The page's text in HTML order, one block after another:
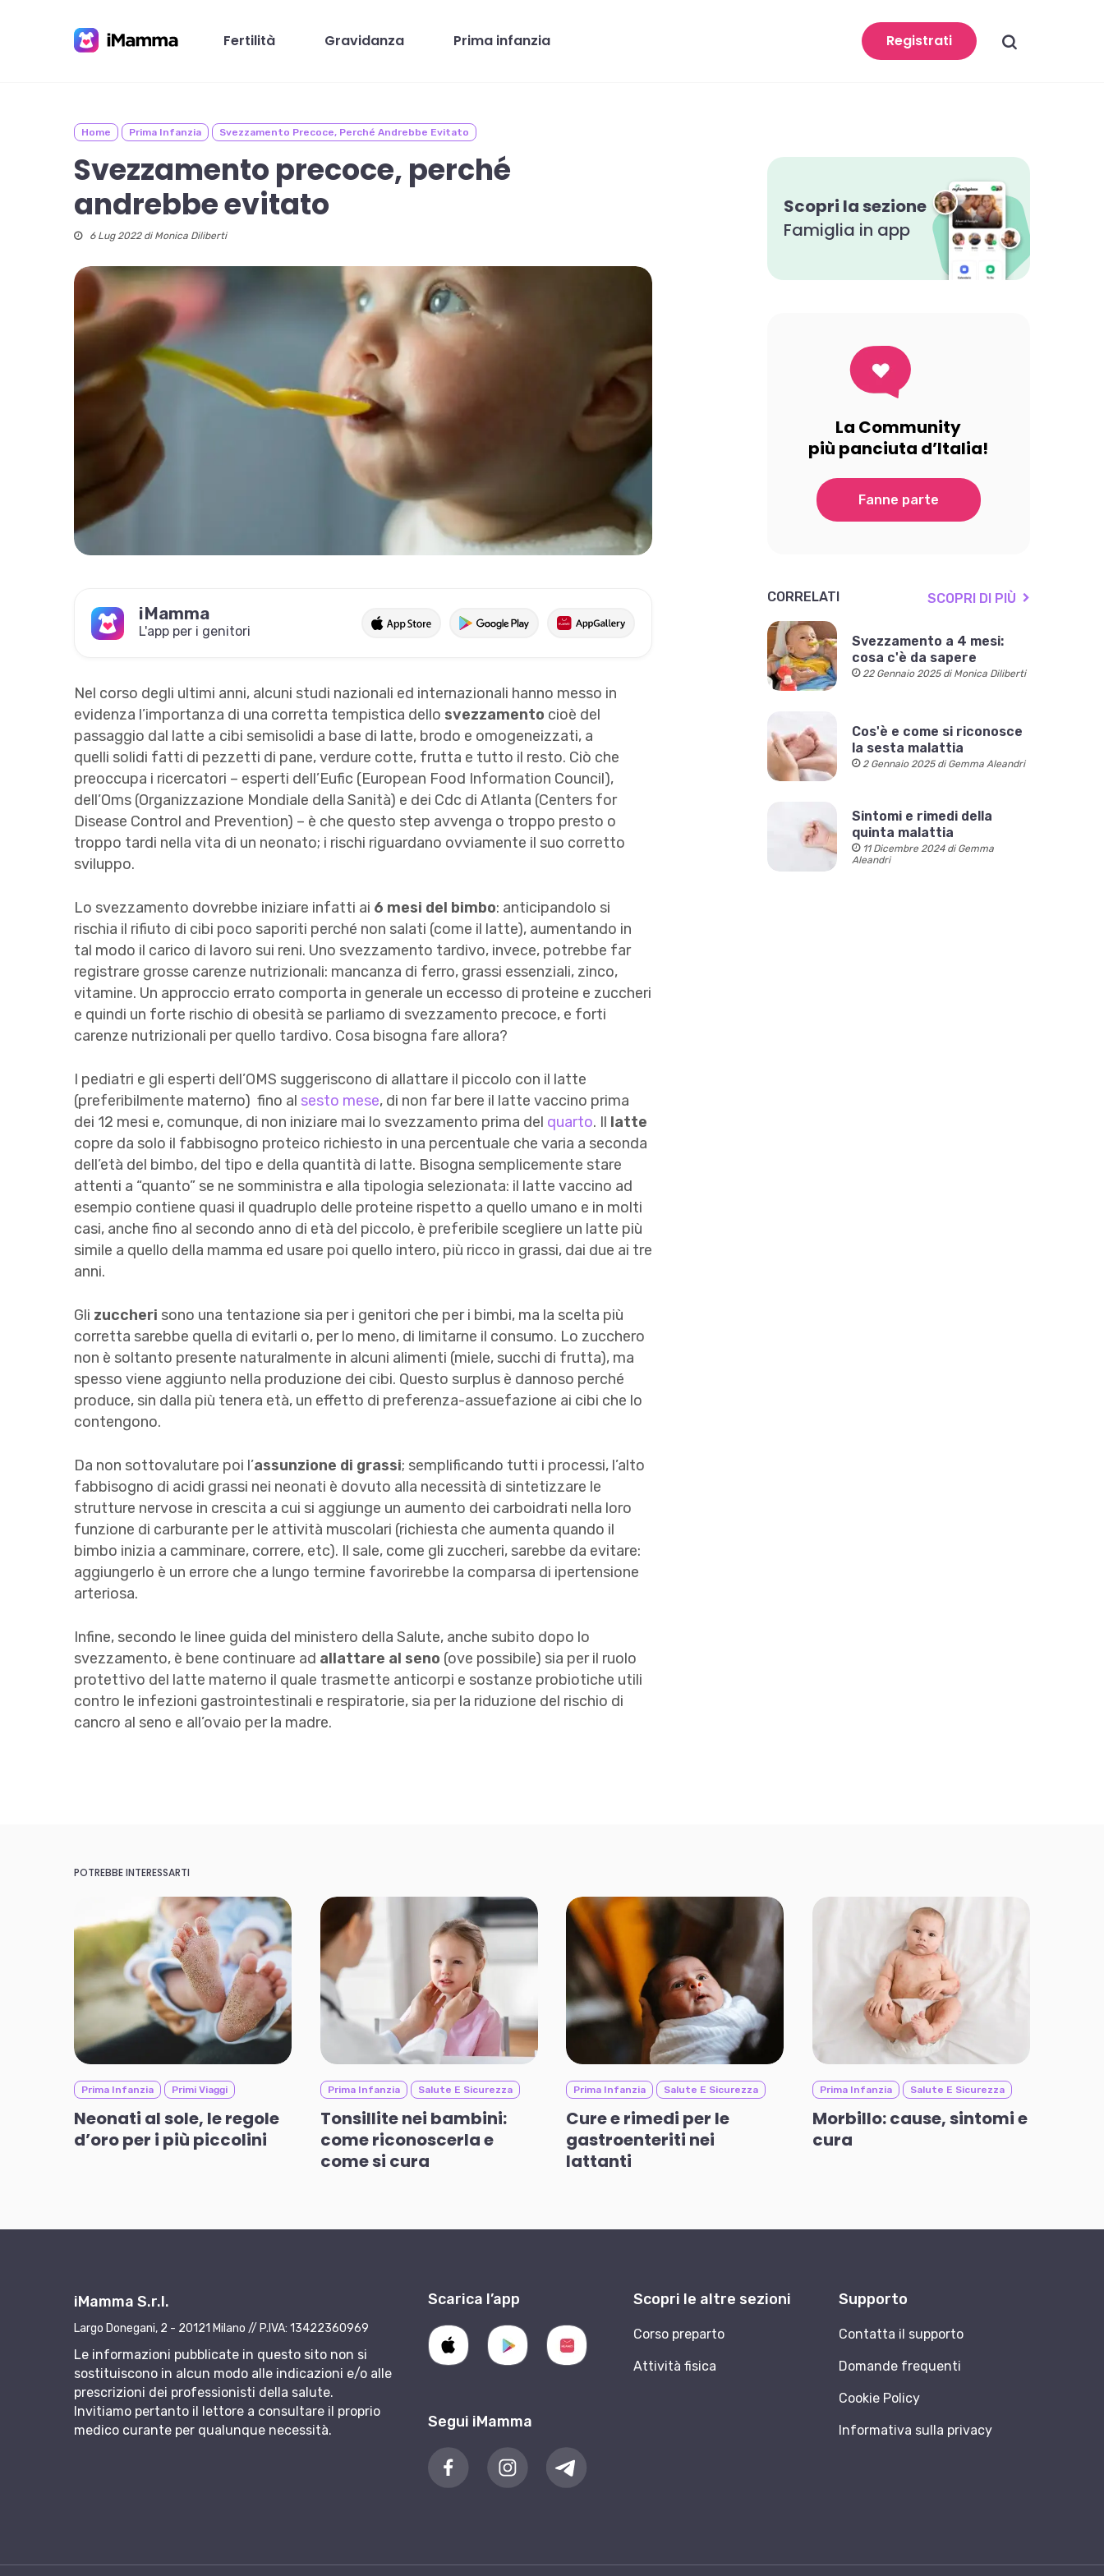
Premi invio per cercare o ESC per chiudere
Fertilità Gravidanza Prima infanzia Registrati search
Home Prima Infanzia Svezzamento Precoce, Perché Andrebbe Evitato
Svezzamento precoce, perché
andrebbe evitato
6 Lug 2022 di Monica Diliberti
iMamma
L'app per i genitori
Nel corso degli ultimi anni, alcuni studi nazionali ed internazionali hanno messo in
evidenza l’importanza di una corretta tempistica dello svezzamento cioè del
passaggio dal latte a cibi semisolidi a base di latte, brodo e omogeneizzati, a
quelli solidi fatti di pezzetti di pane, verdure cotte, frutta e tutto il resto. Ciò che
preoccupa i ricercatori – esperti dell’Eufic (European Food Information Council),
dell’Oms (Organizzazione Mondiale della Sanità) e dei Cdc di Atlanta (Centers for
Disease Control and Prevention) – è che questo step avvenga o troppo presto o
troppo tardi nella vita di un neonato; i rischi riguardano ovviamente il suo corretto
sviluppo.
Lo svezzamento dovrebbe iniziare infatti ai 6 mesi del bimbo: anticipandolo si
rischia il rifiuto di cibi poco saporiti perché non salati (come il latte), aumentando in
tal modo il carico di lavoro sui reni. Uno svezzamento tardivo, invece, potrebbe far
registrare grosse carenze nutrizionali: mancanza di ferro, grassi essenziali, zinco,
vitamine. Un approccio errato comporta in generale un eccesso di proteine e zuccheri
e quindi un forte rischio di obesità se parliamo di svezzamento precoce, e forti
carenze nutrizionali per quello tardivo. Cosa bisogna fare allora?
I pediatri e gli esperti dell’OMS suggeriscono di allattare il piccolo con il latte
(preferibilmente materno) fino al sesto mese, di non far bere il latte vaccino prima
dei 12 mesi e, comunque, di non iniziare mai lo svezzamento prima del quarto. Il latte
copre da solo il fabbisogno proteico richiesto in una percentuale che varia a seconda
dell’età del bimbo, del tipo e della quantità di latte. Bisogna semplicemente stare
attenti a “quanto” se ne somministra e alla tipologia selezionata: il latte vaccino ad
esempio contiene quasi il quadruplo delle proteine rispetto a quello umano e in molti
casi, anche fino al secondo anno di età del piccolo, è preferibile scegliere un latte più
simile a quello della mamma ed usare poi quello intero, più ricco in grassi, dai due ai tre
anni.
Gli zuccheri sono una tentazione sia per i genitori che per i bimbi, ma la scelta più
corretta sarebbe quella di evitarli o, per lo meno, di limitarne il consumo. Lo zucchero
non è soltanto presente naturalmente in alcuni alimenti (miele, succhi di frutta), ma
spesso viene aggiunto nella produzione dei cibi. Questo surplus è dannoso perché
produce, sin dalla più tenera età, un effetto di preferenza-assuefazione ai cibi che lo
contengono.
Da non sottovalutare poi l’assunzione di grassi; semplificando tutti i processi, l’alto
fabbisogno di acidi grassi nei neonati è dovuto alla necessità di sintetizzare le
strutture nervose in crescita a cui si aggiunge un aumento dei carboidrati nella loro
funzione di carburante per le attività muscolari (richiesta che aumenta quando il
bimbo inizia a camminare, correre, etc). Il sale, come gli zuccheri, sarebbe da evitare:
aggiungerlo è un errore che a lungo termine favorirebbe la comparsa di ipertensione
arteriosa.
Infine, secondo le linee guida del ministero della Salute, anche subito dopo lo
svezzamento, è bene continuare ad allattare al seno (ove possibile) sia per il ruolo
protettivo del latte materno il quale trasmette anticorpi e sostanze probiotiche utili
contro le infezioni gastrointestinali e respiratorie, sia per la riduzione del rischio di
cancro al seno e all’ovaio per la madre.
Scopri la sezione
Famiglia in app
La Community
più panciuta d’Italia!
Fanne parte
CORRELATI SCOPRI DI PIÙ
Svezzamento a 4 mesi:
cosa c'è da sapere
22 Gennaio 2025 di Monica Diliberti
Cos'è e come si riconosce
la sesta malattia
2 Gennaio 2025 di Gemma Aleandri
Sintomi e rimedi della
quinta malattia
11 Dicembre 2024 di Gemma
Aleandri
POTREBBE INTERESSARTI
Prima Infanzia Primi Viaggi
Neonati al sole, le regole
d’oro per i più piccolini
Prima Infanzia Salute E Sicurezza
Tonsillite nei bambini:
come riconoscerla e
come si cura
Prima Infanzia Salute E Sicurezza
Cure e rimedi per le
gastroenteriti nei
lattanti
Prima Infanzia Salute E Sicurezza
Morbillo: cause, sintomi e
cura
iMamma S.r.l.
Largo Donegani, 2 - 20121 Milano // P.IVA: 13422360969
Le informazioni pubblicate in questo sito non si
sostituiscono in alcun modo alle indicazioni e/o alle
prescrizioni dei professionisti della salute.
Invitiamo pertanto il lettore a consultare il proprio
medico curante per qualunque necessità.
Scarica l’app
Segui iMamma
Scopri le altre sezioni
Corso preparto
Attività fisica
Supporto
Contatta il supporto
Domande frequenti
Cookie Policy
Informativa sulla privacy